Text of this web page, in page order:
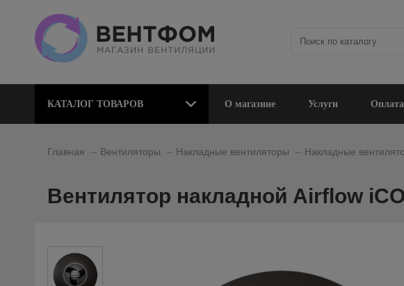
КАТАЛОГ ТОВАРОВ О магазине Услуги
Главная Вентиляторы Накладные вентиляторы Накладные
Вентилятор накладной Airflow